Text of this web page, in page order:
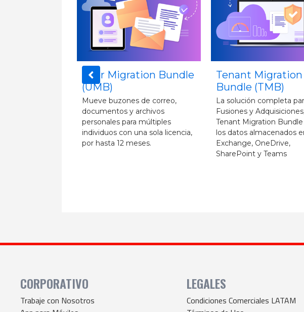
Tenant Migration
Bundle (TMB)
La solución completa para
Fusiones y Adquisiciones, el
Tenant Migration Bundle cubre
los datos almacenados en
Exchange, OneDrive,
MigrationWiz
Regístrate, configura y
migraciones de buzones
minutos. No se requiere
capacitación especial,
profesionales ni
adicional de hardware o
software.
CORPORATIVO
Trabaje con Nosotros
LEGALES
Condiciones Comerciales LATAM